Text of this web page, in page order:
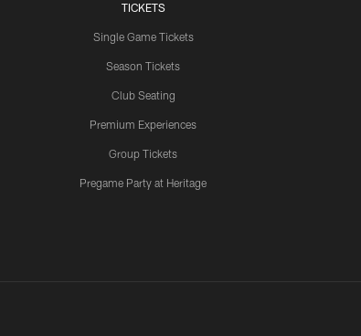
TICKETS
Single Game Tickets
Season Tickets
Club Seating
Premium Experiences
Group Tickets
Pregame Party at Heritage